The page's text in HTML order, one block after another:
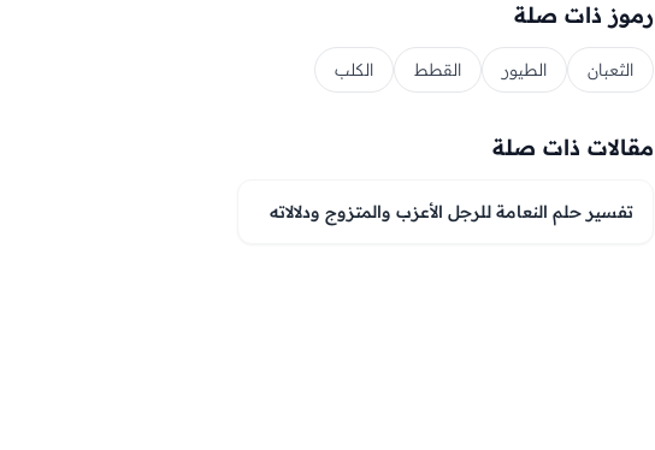
رموز ذات صلة
الثعبان الطيور القطط الكلب
مقالات ذات صلة
تفسير حلم النعامة للرجل الأعزب والمتزوج ودلالاته